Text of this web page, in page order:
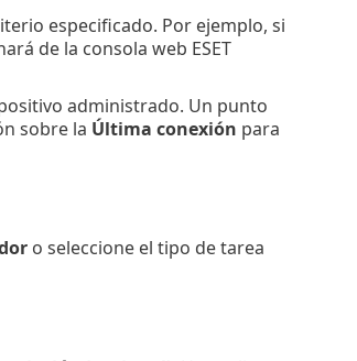
especificado. Por ejemplo, si
de la consola web ESET
administrado. Un punto
sobre la Última conexión para
o seleccione el tipo de tarea